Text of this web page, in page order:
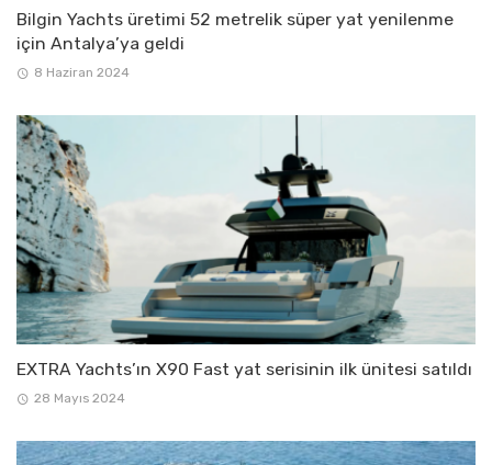
Bilgin Yachts üretimi 52 metrelik süper yat yenilenme
için Antalya’ya geldi
8 Haziran 2024
EXTRA Yachts’ın X90 Fast yat serisinin ilk ünitesi satıldı
28 Mayıs 2024